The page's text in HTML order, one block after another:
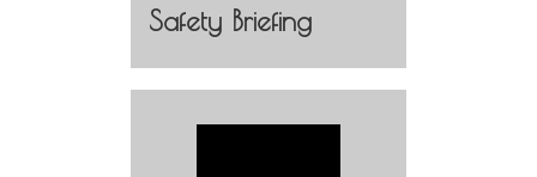
Safety Briefing